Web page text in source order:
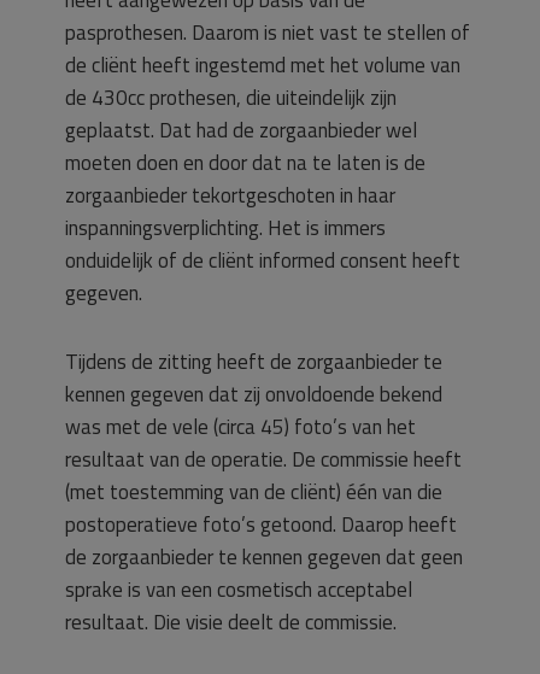
pasprothesen. Daarom is niet vast te stellen of
de cliënt heeft ingestemd met het volume van
de 430cc prothesen, die uiteindelijk zijn
geplaatst. Dat had de zorgaanbieder wel
moeten doen en door dat na te laten is de
zorgaanbieder tekortgeschoten in haar
inspanningsverplichting. Het is immers
onduidelijk of de cliënt informed consent heeft
gegeven.
Tijdens de zitting heeft de zorgaanbieder te
kennen gegeven dat zij onvoldoende bekend
was met de vele (circa 45) foto’s van het
resultaat van de operatie. De commissie heeft
(met toestemming van de cliënt) één van die
postoperatieve foto’s getoond. Daarop heeft
de zorgaanbieder te kennen gegeven dat geen
sprake is van een cosmetisch acceptabel
resultaat. Die visie deelt de commissie.